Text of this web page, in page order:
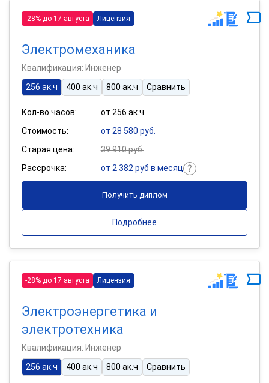
-28% до 17 августа Лицензия
Электромеханика
Квалификация: Инженер
256 ак.ч
400 ак.ч 800 ак.ч Сравнить
Кол-во часов:
от 256 ак.ч
Стоимость:
от 28 580 руб.
Старая цена:
39 910 руб.
Рассрочка:
от 2 382 руб в месяц
Получить диплом
Подробнее
-28% до 17 августа Лицензия
Электроэнергетика и
электротехника
Квалификация: Инженер
256 ак.ч
400 ак.ч 800 ак.ч Сравнить